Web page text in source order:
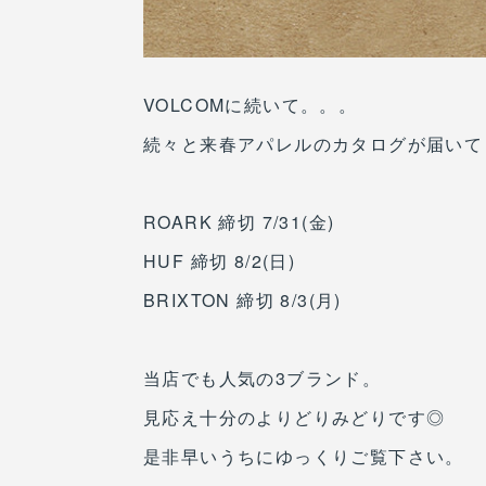
VOLCOMに続いて。。。
続々と来春アパレルのカタログが届い
ROARK 締切 7/31(金)
HUF 締切 8/2(日)
BRIXTON 締切 8/3(月)
当店でも人気の3ブランド。
見応え十分のよりどりみどりです◎
是非早いうちにゆっくりご覧下さい。